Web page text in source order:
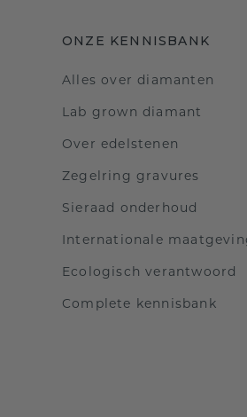
ONZE KENNISBANK
Alles over diamanten
Lab grown diamant
Over edelstenen
Zegelring gravures
Sieraad onderhoud
Internationale
Ecologisch verantwoord
Complete kennisbank